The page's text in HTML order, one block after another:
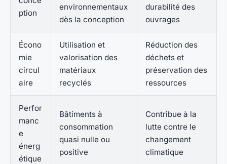
ption
environnementaux
dès la conception
durabilité des
ouvrages
Écono
mie
circul
aire
Utilisation et
valorisation des
matériaux
recyclés
Réduction des
déchets et
préservation des
ressources
Perfor
manc
e
énerg
étique
Bâtiments à
consommation
quasi nulle ou
positive
Contribue à la
lutte contre le
changement
climatique